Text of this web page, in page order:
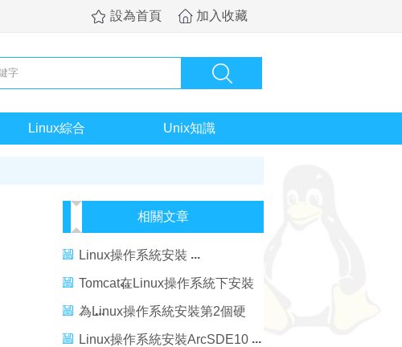
設為首頁 加入收藏
Linux綜合 Unix知識
相關文章
Linux操作系統安裝
Tomcat在Linux操作系統下安裝
的方法
為Linux操作系統安裝第2個硬
盤
Linux操作系統安裝ArcSDE10